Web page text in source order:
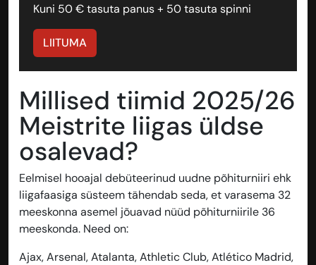
Kuni 50 € tasuta panus + 50 tasuta spinni
LIITUMA
Millised tiimid 2025/26
Meistrite liigas üldse
osalevad?
Eelmisel hooajal debüteerinud uudne põhiturniiri ehk
liigafaasiga süsteem tähendab seda, et varasema 32
meeskonna asemel jõuavad nüüd põhiturniirile 36
meeskonda. Need on:
Ajax, Arsenal, Atalanta, Athletic Club, Atlético Madrid,